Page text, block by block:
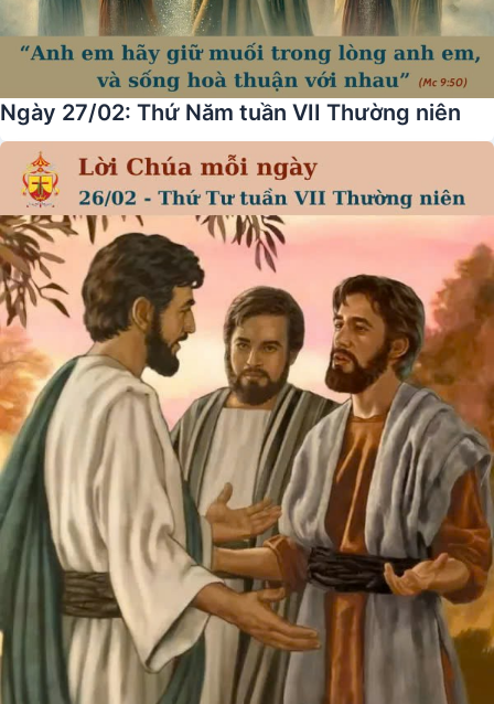
Ngày 27/02: Thứ Năm tuần VII Thường niên